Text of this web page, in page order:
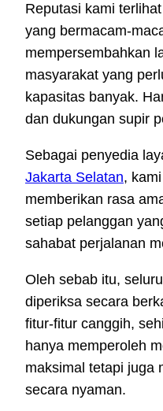
Reputasi kami
yang bermacam-
mempersembahkan
masyarakat yang
kapasitas banyak.
dan dukungan supir
Sebagai penyedia
Jakarta Selatan,
memberikan rasa
setiap pelanggan
sahabat perjalanan
Oleh sebab itu,
diperiksa secara
fitur-fitur canggih,
hanya memperoleh
maksimal tetapi juga
secara nyaman.